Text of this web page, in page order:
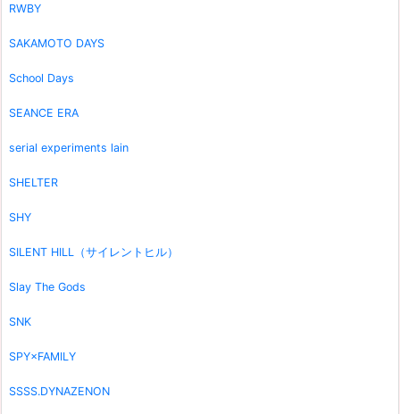
RWBY
SAKAMOTO DAYS
School Days
SEANCE ERA
serial experiments lain
SHELTER
SHY
SILENT HILL（サイレントヒル）
Slay The Gods
SNK
SPY×FAMILY
SSSS.DYNAZENON